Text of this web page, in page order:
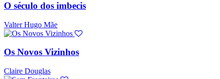
O século dos imbecis
Valter Hugo Mãe
Os Novos Vizinhos
Claire Douglas